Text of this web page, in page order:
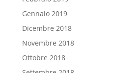
Gennaio 2019
Dicembre 2018
Novembre 2018
Ottobre 2018